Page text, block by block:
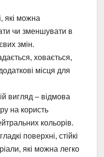
які можна
чи зменшувати в
змін.
ховається,
місця для
вигляд – відмова
на користь
кольорів.
поверхні, стійкі
які можна легко